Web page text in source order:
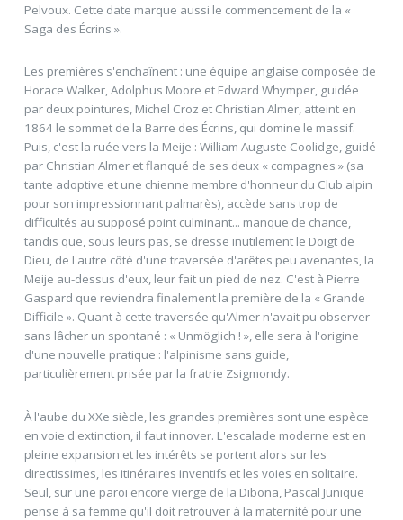
Pelvoux. Cette date marque aussi le commencement de la «
Saga des Écrins ».
Les premières s'enchaînent : une équipe anglaise composée de
Horace Walker, Adolphus Moore et Edward Whymper, guidée
par deux pointures, Michel Croz et Christian Almer, atteint en
1864 le sommet de la Barre des Écrins, qui domine le massif.
Puis, c'est la ruée vers la Meije : William Auguste Coolidge, guidé
par Christian Almer et flanqué de ses deux « compagnes » (sa
tante adoptive et une chienne membre d'honneur du Club alpin
pour son impressionnant palmarès), accède sans trop de
difficultés au supposé point culminant... manque de chance,
tandis que, sous leurs pas, se dresse inutilement le Doigt de
Dieu, de l'autre côté d'une traversée d'arêtes peu avenantes, la
Meije au-dessus d'eux, leur fait un pied de nez. C'est à Pierre
Gaspard que reviendra finalement la première de la « Grande
Difficile ». Quant à cette traversée qu'Almer n'avait pu observer
sans lâcher un spontané : « Unmöglich ! », elle sera à l'origine
d'une nouvelle pratique : l'alpinisme sans guide,
particulièrement prisée par la fratrie Zsigmondy.
À l'aube du XXe siècle, les grandes premières sont une espèce
en voie d'extinction, il faut innover. L'escalade moderne est en
pleine expansion et les intérêts se portent alors sur les
directissimes, les itinéraires inventifs et les voies en solitaire.
Seul, sur une paroi encore vierge de la Dibona, Pascal Junique
pense à sa femme qu'il doit retrouver à la maternité pour une